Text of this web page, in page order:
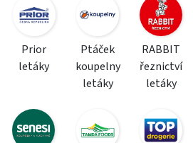
Prior
letáky
Ptáček
koupelny
letáky
RABBIT
řeznictví
letáky